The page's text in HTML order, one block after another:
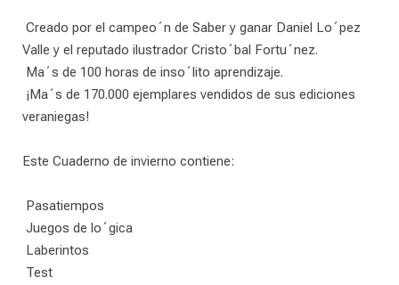
 Creado por el campeo´n de Saber y ganar Daniel Lo´pez
Valle y el reputado ilustrador Cristo´bal Fortu´nez.
 Ma´s de 100 horas de inso´lito aprendizaje.
 ¡Ma´s de 170.000 ejemplares vendidos de sus ediciones
veraniegas!
Este Cuaderno de invierno contiene:
 Pasatiempos
 Juegos de lo´gica
 Laberintos
 Test